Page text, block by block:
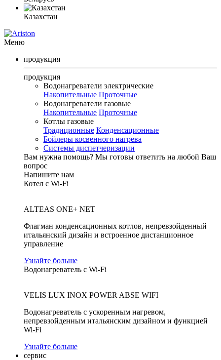
Казахстан
Меню
продукция
продукция
Водонагреватели электрические
Накопительные Проточные
Водонагреватели газовые
Накопительные Проточные
Котлы газовые
Традиционные Конденсационные
Бойлеры косвенного нагрева
Системы диспетчеризации
Вам нужна помощь? Мы готовы ответить на любой Ваш
вопрос
Напишите нам
Котел с Wi-Fi
ALTEAS ONE+ NET
Флагман конденсационных котлов, непревзойденный
итальянский дизайн и встроенное дистанционное
управление
Узнайте больше
Водонагреватель с Wi-Fi
VELIS LUX INOX POWER ABSE WIFI
Водонагреватель с ускоренным нагревом,
непревзойденным итальянским дизайном и функцией
Wi-Fi
Узнайте больше
сервис